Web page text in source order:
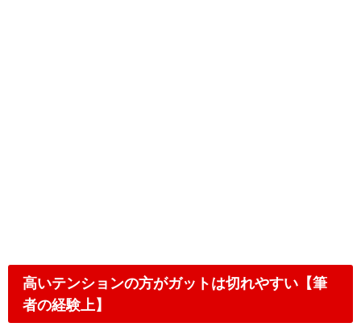
高いテンションの方がガットは切れやすい【筆
者の経験上】